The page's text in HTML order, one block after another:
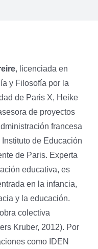
, licenciada en
y Filosofía por la
de Paris X, Heike
de proyectos
francesa
de Educación
de Paris. Experta
educativa, es
en la infancia,
y la educación.
colectiva
Kruber, 2012). Por
como IDEN